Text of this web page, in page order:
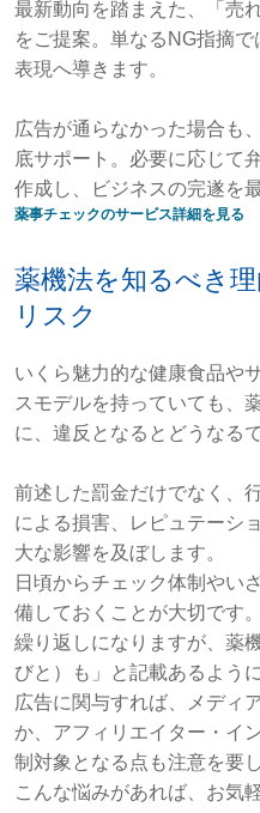
最新動向を踏まえた、「売
をご提案。単なるNG指摘
表現へ導きます。
広告が通らなかった場合も
底サポート。必要に応じて
作成し、ビジネスの完遂を
薬事チェックのサービス詳細を見る
薬機法を知るべき
リスク
いくら魅力的な健康食品や
スモデルを持っていても、
に、違反となるとどうなる
前述した罰金だけでなく、
による損害、レピュテーシ
大な影響を及ぼします。
日頃からチェック体制やい
備しておくことが大切です。
繰り返しになりますが、薬
びと）も」と記載あるよう
広告に関与すれば、メディ
か、アフィリエイター・イ
制対象となる点も注意を要し
こんな悩みがあれば、お気